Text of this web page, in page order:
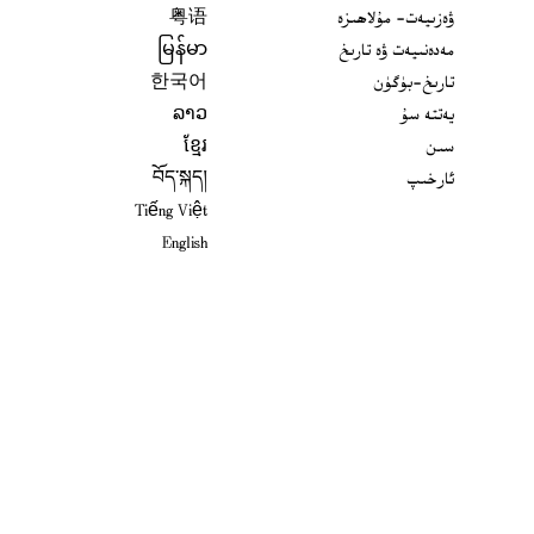
ۋەزىيەت- مۇلاھىزە
مەدەنىيەت ۋە تارىخ
تارىخ-بۈگۈن
يەتتە سۇ
سىن
ئارخىپ
粤语
မြန်မာ
한국어
ລາວ
ខ្មែរ
བོད་སྐད།
Tiếng Việt
English